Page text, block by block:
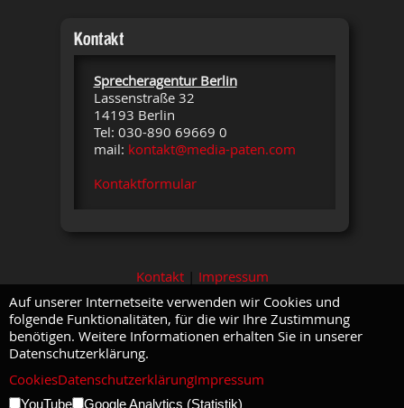
Kontakt
Sprecheragentur Berlin
Lassenstraße 32
14193 Berlin
Tel: 030-890 69669 0
mail: kontakt@media-paten.com
Kontaktformular
Kontakt| Impressum
Auf unserer Internetseite verwenden wir Cookies und
folgende Funktionalitäten, für die wir Ihre Zustimmung
benötigen. Weitere Informationen erhalten Sie in unserer
Datenschutzerklärung.
CookiesDatenschutzerklärungImpressum
YouTube Google Analytics (Statistik)